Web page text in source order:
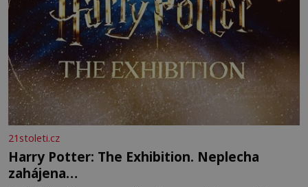
21stoleti.cz
Harry Potter: The Exhibition. Neplecha
zahájena…